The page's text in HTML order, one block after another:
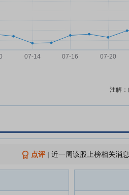
注解
点评| 近一周该股上榜相关消